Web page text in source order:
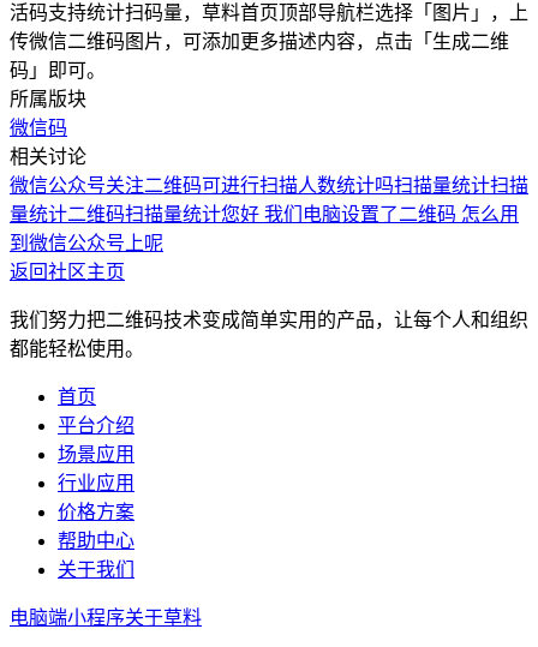
活码支持统计扫码量，草料首页顶部导航栏选择「图片」，上
传微信二维码图片，可添加更多描述内容，点击「生成二维
码」即可。
所属版块
微信码
相关讨论
微信公众号关注二维码可进行扫描人数统计吗扫描量统计扫描
量统计二维码扫描量统计您好 我们电脑设置了二维码 怎么用
到微信公众号上呢
返回社区主页
我们努力把二维码技术变成简单实用的产品，让每个人和组织
都能轻松使用。
首页
平台介绍
场景应用
行业应用
价格方案
帮助中心
关于我们
电脑端小程序关于草料